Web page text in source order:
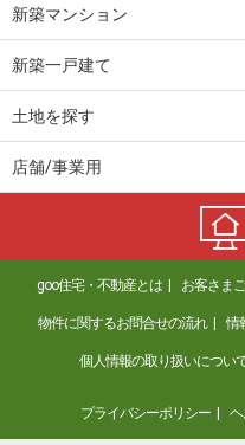
新築マンション
新築一戸建て
土地を探す
店舗/事業用
goo住宅・不動産とは お客さま
物件に関するお問合せの流れ 情
個人情報の取り扱いについ
プライバシーポリシー ヘ